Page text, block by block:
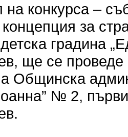
на конкурса –
за
градина
ще се проведе
Общинска
№ 2,